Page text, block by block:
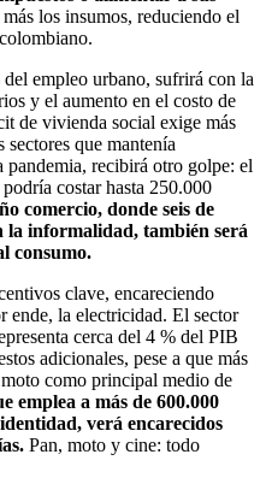
los insumos, reduciendo el
empleo urbano, sufrirá con la
y el aumento en el costo de
de vivienda social exige más
que mantenía
pandemia, recibirá otro golpe: el
costar hasta 250.000
comercio, donde seis de
la informalidad, también será
consumo.
clave, encareciendo
ende, la electricidad. El sector
cerca del 4 % del PIB
adicionales, pese a que más
como principal medio de
emplea a más de 600.000
verá encarecidos
Pan, moto y cine: todo